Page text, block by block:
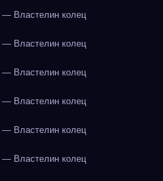
Властелин колец
Властелин колец
Властелин колец
Властелин колец
Властелин колец
Властелин колец